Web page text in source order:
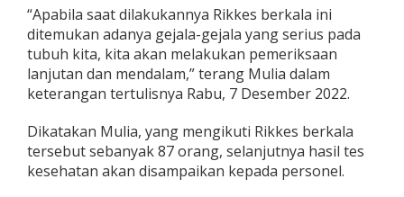
i
M
u
r
o
a
m
i
“Apabila saat dilakukannya Rikkes berkala ini
ditemukan adanya gejala-gejala yang serius pada
tubuh kita, kita akan melakukan pemeriksaan
lanjutan dan mendalam,” terang Mulia dalam
keterangan tertulisnya Rabu, 7 Desember 2022.
Dikatakan Mulia, yang mengikuti Rikkes berkala
tersebut sebanyak 87 orang, selanjutnya hasil tes
kesehatan akan disampaikan kepada personel.